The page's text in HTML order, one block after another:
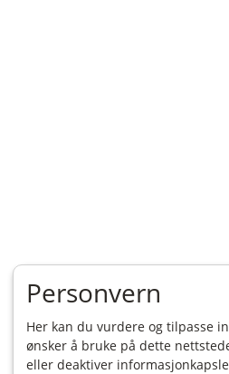
Personvern
Her kan du vurdere og tilpasse
ønsker å bruke på dette
eller deaktiver